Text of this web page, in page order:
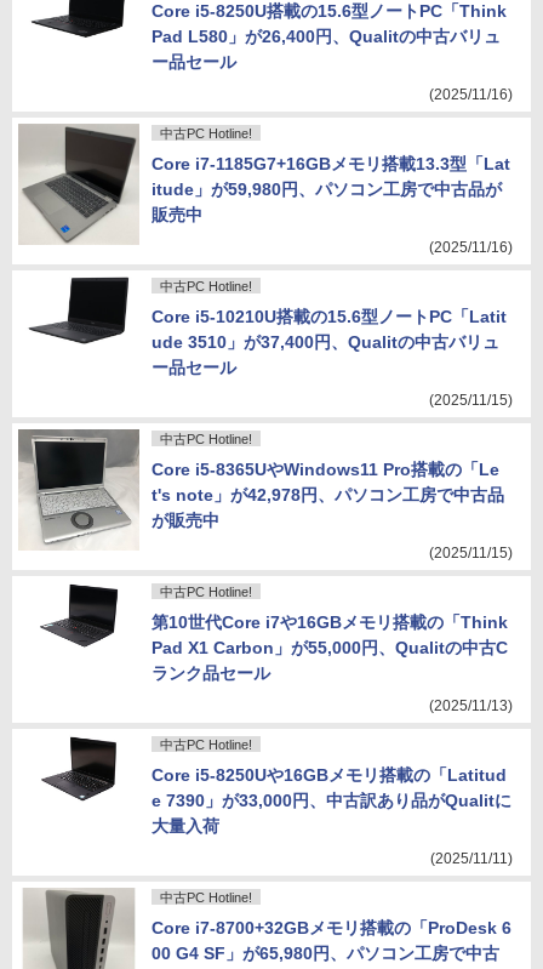
Core i5-8250U搭載の15.6型ノートPC「Think
Pad L580」が26,400円、Qualitの中古バリュ
ー品セール
(2025/11/16)
中古PC Hotline!
Core i7-1185G7+16GBメモリ搭載13.3型「Lat
itude」が59,980円、パソコン工房で中古品が
販売中
(2025/11/16)
中古PC Hotline!
Core i5-10210U搭載の15.6型ノートPC「Latit
ude 3510」が37,400円、Qualitの中古バリュ
ー品セール
(2025/11/15)
中古PC Hotline!
Core i5-8365UやWindows11 Pro搭載の「Le
t's note」が42,978円、パソコン工房で中古品
が販売中
(2025/11/15)
中古PC Hotline!
第10世代Core i7や16GBメモリ搭載の「Think
Pad X1 Carbon」が55,000円、Qualitの中古C
ランク品セール
(2025/11/13)
中古PC Hotline!
Core i5-8250Uや16GBメモリ搭載の「Latitud
e 7390」が33,000円、中古訳あり品がQualitに
大量入荷
(2025/11/11)
中古PC Hotline!
Core i7-8700+32GBメモリ搭載の「ProDesk 6
00 G4 SF」が65,980円、パソコン工房で中古